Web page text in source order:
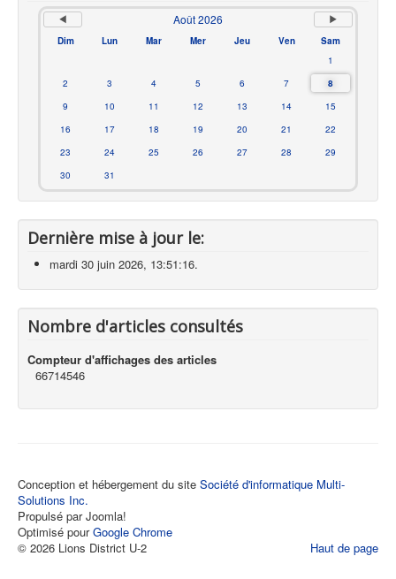
Août 2026
Dim Lun Mar Mer Jeu Ven
Sam
1
2
3 4 5 6 7
8
9
10 11 12 13 14
15
16
17 18 19 20 21
22
23
24 25 26 27 28
29
30
31
Dernière mise à jour le:
mardi 30 juin 2026, 13:51:16.
Nombre d'articles consultés
Compteur d'affichages des articles
66714546
Conception et hébergement du site Société d'informatique Multi-
Solutions Inc.
Propulsé par Joomla!
Optimisé pourGoogle Chrome
Haut de page
© 2026 Lions District U-2